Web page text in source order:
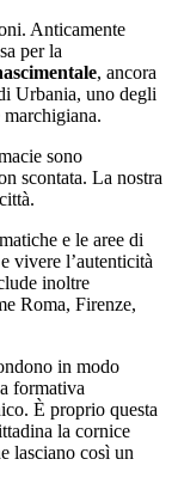
Anticamente
per la
, ancora
Urbania, uno degli
sono
scontata. La nostra
e le aree di
vivere l’autenticità
inoltre
Roma, Firenze,
in modo
formativa
È proprio questa
la cornice
lasciano così un